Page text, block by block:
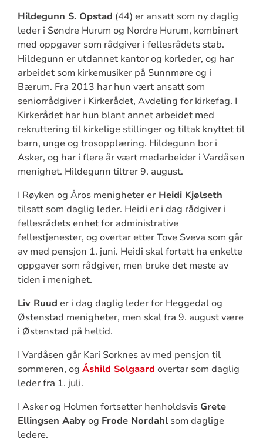
Hildegunn S. Opstad (44) er ansatt som ny daglig
leder i Søndre Hurum og Nordre Hurum, kombinert
med oppgaver som rådgiver i fellesrådets stab.
Hildegunn er utdannet kantor og korleder, og har
arbeidet som kirkemusiker på Sunnmøre og i
Bærum. Fra 2013 har hun vært ansatt som
seniorrådgiver i Kirkerådet, Avdeling for kirkefag. I
Kirkerådet har hun blant annet arbeidet med
rekruttering til kirkelige stillinger og tiltak knyttet til
barn, unge og trosopplæring. Hildegunn bor i
Asker, og har i flere år vært medarbeider i Vardåsen
menighet. Hildegunn tiltrer 9. august.
I Røyken og Åros menigheter erHeidi Kjølseth
tilsatt som daglig leder. Heidi er i dag rådgiver i
fellesrådets enhet for administrative
fellestjenester, og overtar etter Tove Sveva som går
av med pensjon 1. juni. Heidi skal fortatt ha enkelte
oppgaver som rådgiver, men bruke det meste av
tiden i menighet.
Liv Ruud er i dag daglig leder for Heggedal og
Østenstad menigheter, men skal fra 9. august være
i Østenstad på heltid.
I Vardåsen går Kari Sorknes av med pensjon til
sommeren, og Åshild Solgaard overtar som daglig
leder fra 1. juli.
I Asker og Holmen fortsetter henholdsvis Grete
Ellingsen Aabyog Frode Nordahlsom daglige
ledere.